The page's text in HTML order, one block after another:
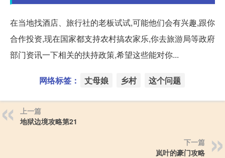
在当地找酒店、旅行社的老板试试,可能他们会有兴趣,跟你
合作投资,现在国家都支持农村搞农家乐,你去旅游局等政府
部门资讯一下相关的扶持政策,希望这些能对你...
网络标签： 丈母娘 乡村 这个问题
上一篇
地狱边境攻略第21
下一篇
岚叶的豪门攻略